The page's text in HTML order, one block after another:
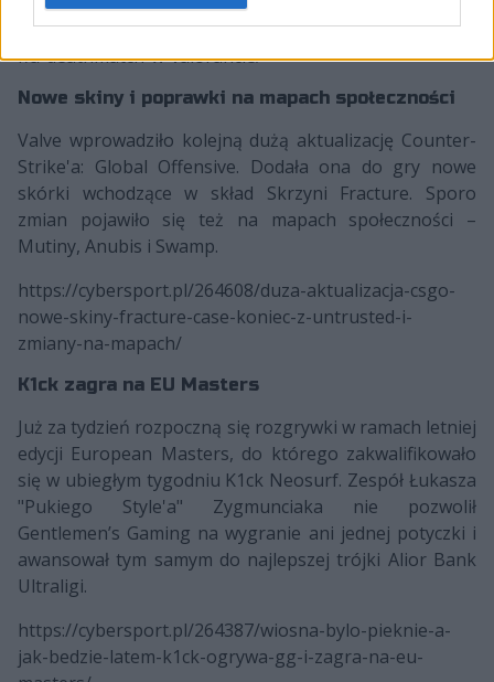
https://cybersport.pl/264195/chcieliscie-to-macie-tryb-
ffa-deathmatch-w-valorancie/
Nowe skiny i poprawki na mapach społeczności
Valve wprowadziło kolejną dużą aktualizację Counter-
Strike'a: Global Offensive. Dodała ona do gry nowe
skórki wchodzące w skład Skrzyni Fracture. Sporo
zmian pojawiło się też na mapach społeczności –
Mutiny, Anubis i Swamp.
https://cybersport.pl/264608/duza-aktualizacja-csgo-
nowe-skiny-fracture-case-koniec-z-untrusted-i-
zmiany-na-mapach/
K1ck zagra na EU Masters
Już za tydzień rozpoczną się rozgrywki w ramach letniej
edycji European Masters, do którego zakwalifikowało
się w ubiegłym tygodniu K1ck Neosurf. Zespół Łukasza
"Pukiego Style'a" Zygmunciaka nie pozwolił
Gentlemen’s Gaming na wygranie ani jednej potyczki i
awansował tym samym do najlepszej trójki Alior Bank
Ultraligi.
https://cybersport.pl/264387/wiosna-bylo-pieknie-a-
jak-bedzie-latem-k1ck-ogrywa-gg-i-zagra-na-eu-